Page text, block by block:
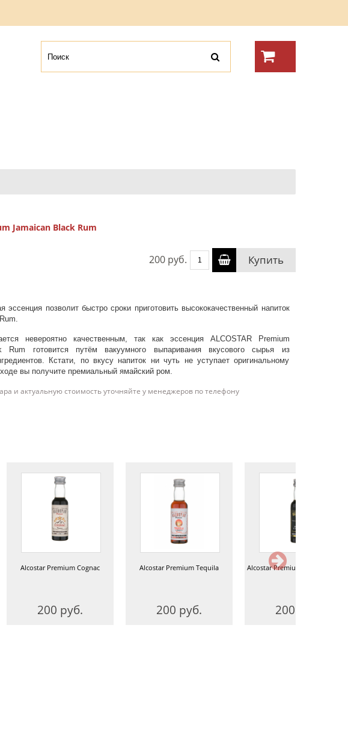
Jamaican Black Rum
200 руб. Купить
эссенция позволит быстро сроки приготовить высококачественный напиток
невероятно качественным, так как эссенция ALCOSTAR Premium
Rum готовится путём вакуумного выпаривания вкусового сырья из
Кстати, по вкусу напиток ни чуть не уступает оригинальному
вы получите премиальный ямайский ром.
и актуальную стоимость уточняйте у менеджеров по телефону
Alcostar Premium Cognac
200 руб.
Alcostar Premium Tequila
200 руб.
Alcostar Premium Honey Cognac
200 руб.